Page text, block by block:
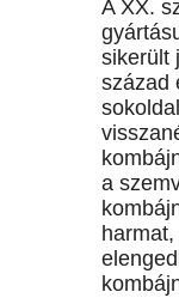
A XX.
sikerült
század
a